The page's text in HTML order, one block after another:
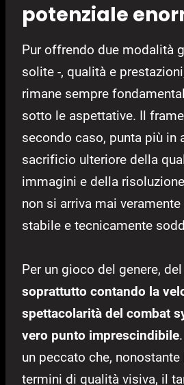
potenziale
Pur offrendo due modalità
solite -, qualità e
rimane sempre
sotto le aspettative. Il
secondo caso, punta più in
sacrificio ulteriore della
immagini e della
non si arriva mai
stabile e tecnicamente
Per un gioco del genere,
soprattutto contando la
spettacolarità del combat
vero punto imprescindibile
un peccato che,
termini di qualità visiva, il